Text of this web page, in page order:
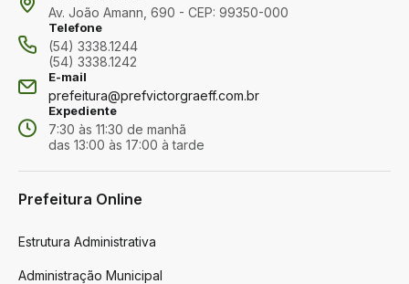
Av. João Amann, 690 - CEP: 99350-000
Telefone
(54) 3338.1244
(54) 3338.1242
E-mail
prefeitura@prefvictorgraeff.com.br
Expediente
7:30 às 11:30 de manhã
das 13:00 às 17:00 à tarde
Prefeitura Online
Estrutura Administrativa
Administração Municipal